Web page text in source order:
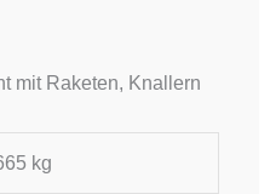
mit Raketen, Knallern
kg